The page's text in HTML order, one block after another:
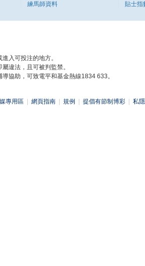
練馬師資料
貼士指
入可投注的地方。
違法，且可被判監禁。
協助，可致電平和基金熱線1834 633。
專用區 網頁指南 規例 提倡有節制博彩 私